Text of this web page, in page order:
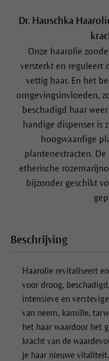
Dr. Hauschka
Onze haarolie
versterkt en reguleert
vettig haar. En het
omgevingsinvloeden,
beschadigd haar
handige dispenser is
hoogwaardige
plantenextracten.
etherische
bijzonder geschikt
Beschrijving
Haarolie revitaliseert
voor droog,
intensieve en
van neem, kamille,
het haar waardoor het
kracht van de
je haar nieuwe vitaliteit.